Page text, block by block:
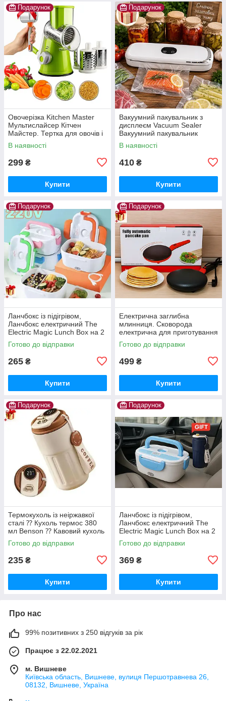
Подарунок
Овочерізка Kitchen Master
Мультислайсер Кітчен
Майстер. Тертка для овочів і
фруктів
В наявності
299 ₴
Купити
Подарунок
Вакуумний пакувальник з
дисплеєм Vacuum Sealer
Вакуумний пакувальник
продуктів Vacuum Sealer
кухонний Вакууматор
В наявності
410 ₴
Купити
Подарунок
Ланчбокс із підігрівом,
Ланчбокс електричний The
Electric Magic Lunch Box на 2
відділення, Судок —
контейнер
Готово до відправки
265 ₴
Купити
Подарунок
Електрична заглибна
млинниця. Сковорода
електрична для приготування
млинців
Готово до відправки
499 ₴
Купити
Подарунок
Термокухоль із неіржавкої
сталі ⁇ Кухоль термос 380
мл Benson ⁇ Кавовий кухоль
для подорожей із тумблером
Готово до відправки
235 ₴
Купити
Подарунок
Ланчбокс із підігрівом,
Ланчбокс електричний The
Electric Magic Lunch Box на 2
відділення, Судок —
контейнер
Готово до відправки
369 ₴
Купити
Про нас
99% позитивних з 250 відгуків за рік
Працює з 22.02.2021
м. Вишневе
Київська область, Вишневе, вулиця Першотравнева 26,
08132, Вишневе, Україна